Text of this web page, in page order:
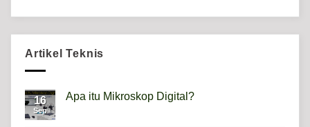
Artikel Teknis
16
Sep
Apa itu Mikroskop Digital?